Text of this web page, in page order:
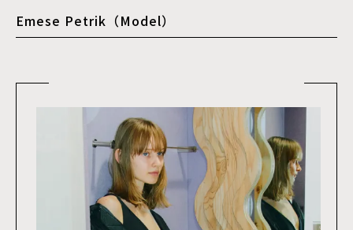
Emese Petrik（Model）